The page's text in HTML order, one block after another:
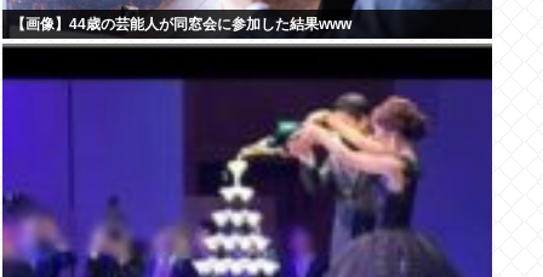
【画像】44歳の芸能人が同窓会に参加した結果www